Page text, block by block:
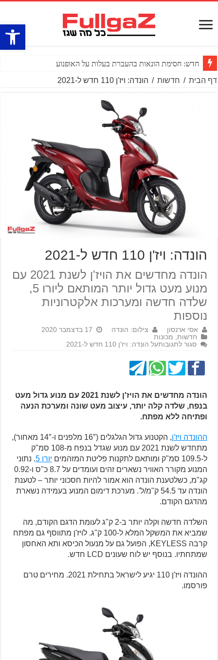
פתח
חדש: חסימת הונאות בהעברת בעלות על האופנוע
דף הבית / חדשות / הונדה: ויז'ן 110 חדש ל-2021
הונדה: ויז'ן 110 חדש ל-2021
הונדה מחדשים את הויז'ן לשנת 2021 עם
מנוע מעט גדול יותר המותאם ליורו 5,
שלדה חדשה ומערכות אלקטרוניות
נוספות
אסי ארנסון צילום: הונדה
17 בדצמבר 2020
חדשות מכונות
סגור לתגובותעל הונדה: ויז'ן 110 חדש ל-2021
הונדה מחדשים את הויז'ן לשנת 2021 עם מנוע גדול מעט
בנפח, שלדה קלה יותר, עיצוב מעט שונה ומערכת הנעה
ופתיחה ללא מפתח.
ההונדה ויז'ן
, הקטנוע גדול הגלגלים (16″ מלפנים ו-14″ מאחור),
מתחדש לשנת 2021 עם מנוע שגדל בנפח מ-108 סמ"ק
ל-109.5 סמ"ק ומותאם לתקנות פליטת המזהמים
יורו 5 . נתוני
המנוע מקורר האוויר נשארים זהים ועומדים על 8.7 כ"ס ו-0.92
קג"מ, כשלטענת הונדה הוא אמור להיות חסכוני יותר – לטענת
הונדה עד 54.5 ק"מ/ל'. מערכת דימום המנוע בעמידה נשארת
מהדגם הקודם.
השלדה חדשה וקלה יותר ב-2 ק"ג לעומת הדגם הקודם, מה
שמביא את המשקל המלא ל-100 ק"ג. לויז'ן מתווסף גם מפתח
קרבה KEYLESS, הפועל גם על מנעול הכיסא ותא האחסון
שמתחתיו. בנוסף יש לוח שעונים LCD חדש.
ההונדה ויז'ן 110 יגיע לישראל בתחילת 2021. מחירים טרם
פורסמו.